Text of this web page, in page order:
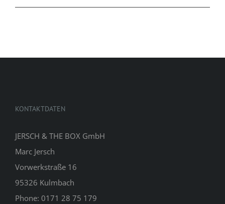
KONTAKTDATEN
JERSCH & THE BOX GmbH
Marc Jersch
Vorwerkstraße 16
95326 Kulmbach
Phone: 0171 28 75 179